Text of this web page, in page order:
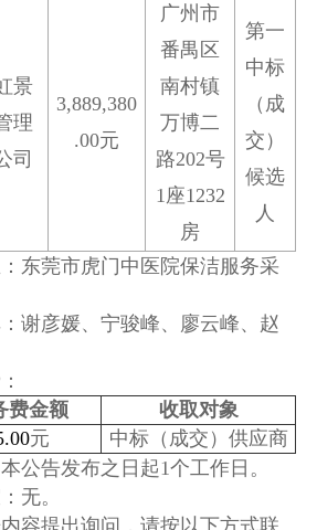
景
理
司
3,889,380
.00元
广州市
番禺区
南村镇
万博二
路202号
1座1232
房
第一
中标
（成
交）
候选
人
东莞市虎门中医院保洁服务采
谢彦媛、宁骏峰、廖云峰、赵
费金额
收取对象
元
中标（成交）供应商
公告发布之日起1个工作日。
无。
容提出询问，请按以下方式联